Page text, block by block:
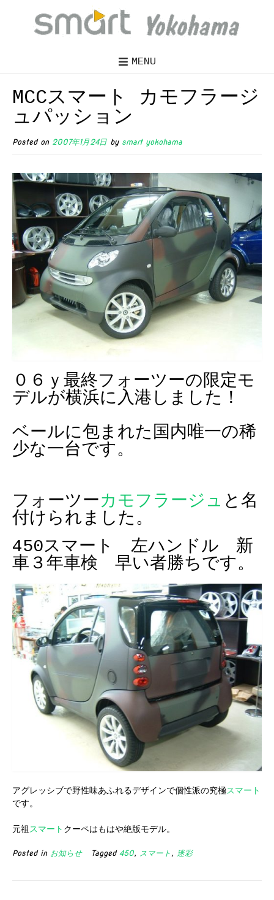
MENU
MCCスマート カモフラージ
ュパッション
Posted on 2007年1月24日 by smart yokohama
０６ｙ最終フォーツーの限定モ
デルが横浜に入港しました！
ベールに包まれた国内唯一の稀
少な一台です。
フォーツーカモフラージュ と名
付けられました。
450スマート 左ハンドル 新
車３年車検 早い者勝ちです。
アグレッシブで野性味あふれるデザインで個性派の究極スマート
です。
元祖スマート クーペはもはや絶版モデル。
Posted in お知らせ Tagged 450, スマート , 迷彩